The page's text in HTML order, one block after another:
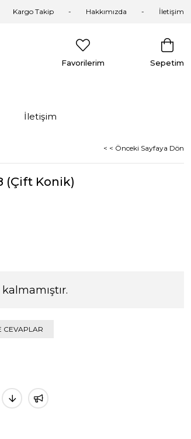
Kargo Takip Hakkımızda İletişim
Sepetim
Favorilerim
İletişim
< < Önceki Sayfaya Dön
(Çift Konik)
CEVAPLAR